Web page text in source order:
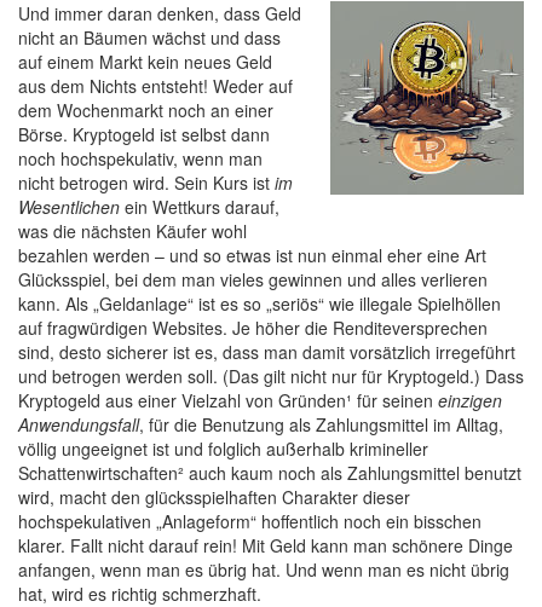
Und immer daran denken, dass Geld
nicht an Bäumen wächst und dass
auf einem Markt kein neues Geld
aus dem Nichts entsteht! Weder auf
dem Wochenmarkt noch an einer
Börse. Kryptogeld ist selbst dann
noch hochspekulativ, wenn man
nicht betrogen wird. Sein Kurs ist im
Wesentlichen ein Wettkurs darauf,
was die nächsten Käufer wohl
bezahlen werden – und so etwas ist nun einmal eher eine Art
Glücksspiel, bei dem man vieles gewinnen und alles verlieren
kann. Als „Geldanlage“ ist es so „seriös“ wie illegale Spielhöllen
auf fragwürdigen Websites. Je höher die Renditeversprechen
sind, desto sicherer ist es, dass man damit vorsätzlich irregeführt
und betrogen werden soll. (Das gilt nicht nur für Kryptogeld.) Dass
Kryptogeld aus einer Vielzahl von Gründen¹ für seinen einzigen
Anwendungsfall, für die Benutzung als Zahlungsmittel im Alltag,
völlig ungeeignet ist und folglich außerhalb krimineller
Schattenwirtschaften² auch kaum noch als Zahlungsmittel benutzt
wird, macht den glücksspielhaften Charakter dieser
hochspekulativen „Anlageform“ hoffentlich noch ein bisschen
klarer. Fallt nicht darauf rein! Mit Geld kann man schönere Dinge
anfangen, wenn man es übrig hat. Und wenn man es nicht übrig
hat, wird es richtig schmerzhaft.